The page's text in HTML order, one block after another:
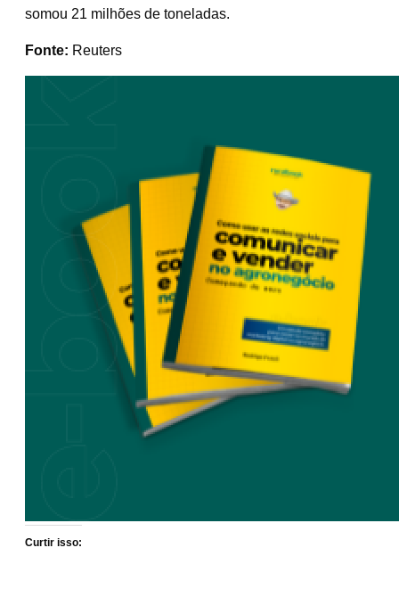
somou 21 milhões de toneladas.
Fonte: Reuters
Curtir isso: